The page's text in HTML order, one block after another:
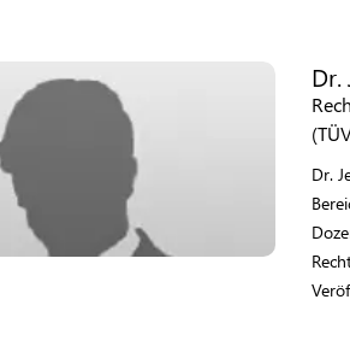
Dr.
Dr.